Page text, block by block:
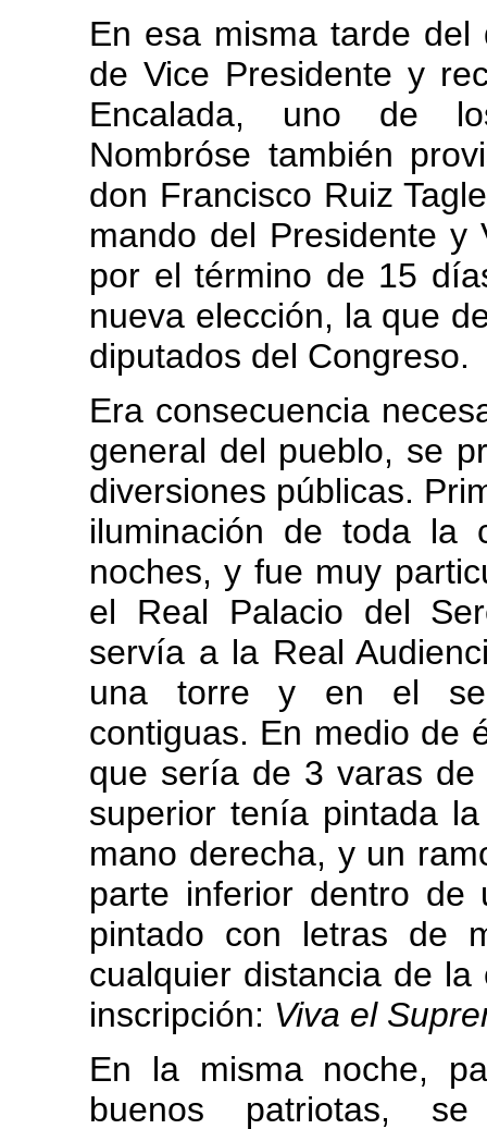
En esa misma tarde
de Vice Presidente y
Encalada, uno de
Nombróse también
don Francisco Ruiz
mando del Presidente y
por el término de 15
nueva elección, la que
diputados del Congreso.
Era consecuencia
general del pueblo, se
diversiones públicas.
iluminación de toda la
noches, y fue muy
el Real Palacio del
servía a la Real
una torre y en el
contiguas. En medio de
que sería de 3 varas
superior tenía pintada
mano derecha, y un
parte inferior dentro de
pintado con letras de
cualquier distancia de
inscripción: Viva el
En la misma noche,
buenos patriotas,